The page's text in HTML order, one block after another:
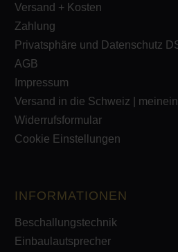
Versand + Kosten
Zahlung
Privatsphäre und Datenschutz
AGB
Impressum
Versand in die Schweiz |
Widerrufsformular
Cookie Einstellungen
INFORMATIONEN
Beschallungstechnik
Einbaulautsprecher